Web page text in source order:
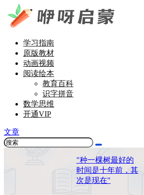
学习指南
原版教材
动画视频
阅读绘本
教育百科
识字拼音
数学思维
开通VIP
文章
"种一棵树最好的
时间是十年前，其
次是现在"